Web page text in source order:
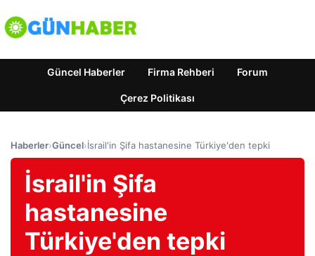
Güncel Haberler Firma Rehberi Forum
Çerez Politikası
Haberler›Güncel›İsrail'in Şifa hastanesine Türkiye'den tepki
İsrail'in Şifa
hastanesine
Türkiye'den tepki